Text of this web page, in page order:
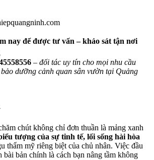
nay để được tư vấn – khảo sát tận nơi
– đối tác uy tín cho mọi nhu cầu
dưỡng cảnh quan sân vườn tại Quảng
chút không chỉ đơn thuần là mảng xanh
tượng của sự tinh tế, lối sống hài hòa
thẩm mỹ riêng biệt của chủ nhân. Việc đầu
bài bản chính là cách bạn nâng tầm không